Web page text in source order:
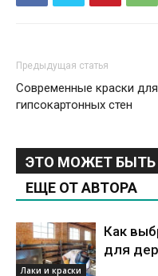
Предыдущая статья
Современные краски для
гипсокартонных стен
ЭТО МОЖЕТ БЫТЬ
ЕЩЕ ОТ АВТОРА
Лаки и краски
Как
для